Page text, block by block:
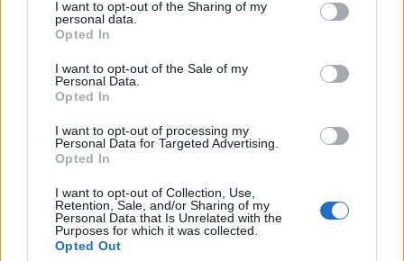
I want to opt-out of the Sharing of my
personal data.
Opted In
I want to opt-out of the Sale of my
Personal Data.
Opted In
I want to opt-out of processing my
Personal Data for Targeted Advertising.
Opted In
I want to opt-out of Collection, Use,
Retention, Sale, and/or Sharing of my
Personal Data that Is Unrelated with the
Purposes for which it was collected.
Opted Out
következő évek nyertesei, mire számíthatunk a részvény-,
kötvény-, nyersanyag- és kriptopiacokon, és hogyan
érdemes portfóliót építeni egy gyorsan változó...
KEDVES OLVASÓNK!
A keresett cikk a portfolio.hu hírarchívumához
regisztrációhoz kötött.
Az előfizetés a következőket tartalmazza:
Portfolio.hu teljes cikkarchívum